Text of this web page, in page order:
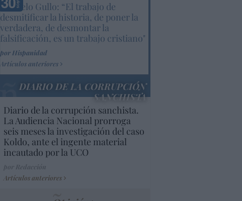
Marcelo Gullo: “El trabajo de
desmitificar la historia, de poner la
verdadera, de desmontar la
falsificación, es un trabajo cristiano"
por Hispanidad
Artículos anteriores
DIARIO DE LA CORRUPCIÓN
SANCHISTA
Diario de la corrupción sanchista.
La Audiencia Nacional prorroga
seis meses la investigación del caso
Koldo, ante el ingente material
incautado por la UCO
Artículos anteriores